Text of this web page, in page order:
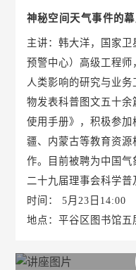
神秘空间天气事件的
主讲：韩大洋，国家
预警中心）高级工程
人类影响的研究与业务
物发表科普图文五十
使用手册》，积极参
疆、内蒙古等教育资
作。目前被聘为中国
二十九届理事会科学普
时间： 5月23日14:00
地点：平谷区图书馆五